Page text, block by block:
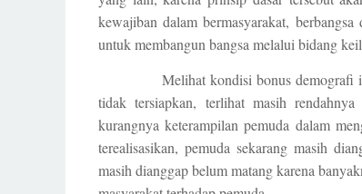
kewajiban dalam bermasyarakat,
untuk membangun bangsa melalui bidang
Melihat kondisi bonus demografi
tidak tersiapkan, terlihat masih
kurangnya keterampilan pemuda dalam
terealisasikan, pemuda sekarang masih
masih dianggap belum matang karena